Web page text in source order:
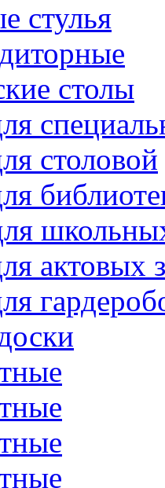
стулья
столы
столовой
актовых